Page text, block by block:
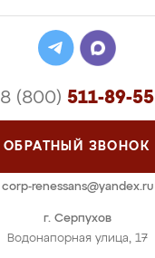
г. Серпухов
Водонапорная улица, 17
8 (800) 511-89-55
ОБРАТНЫЙ ЗВОНОК
corp-renessans@yandex.ru